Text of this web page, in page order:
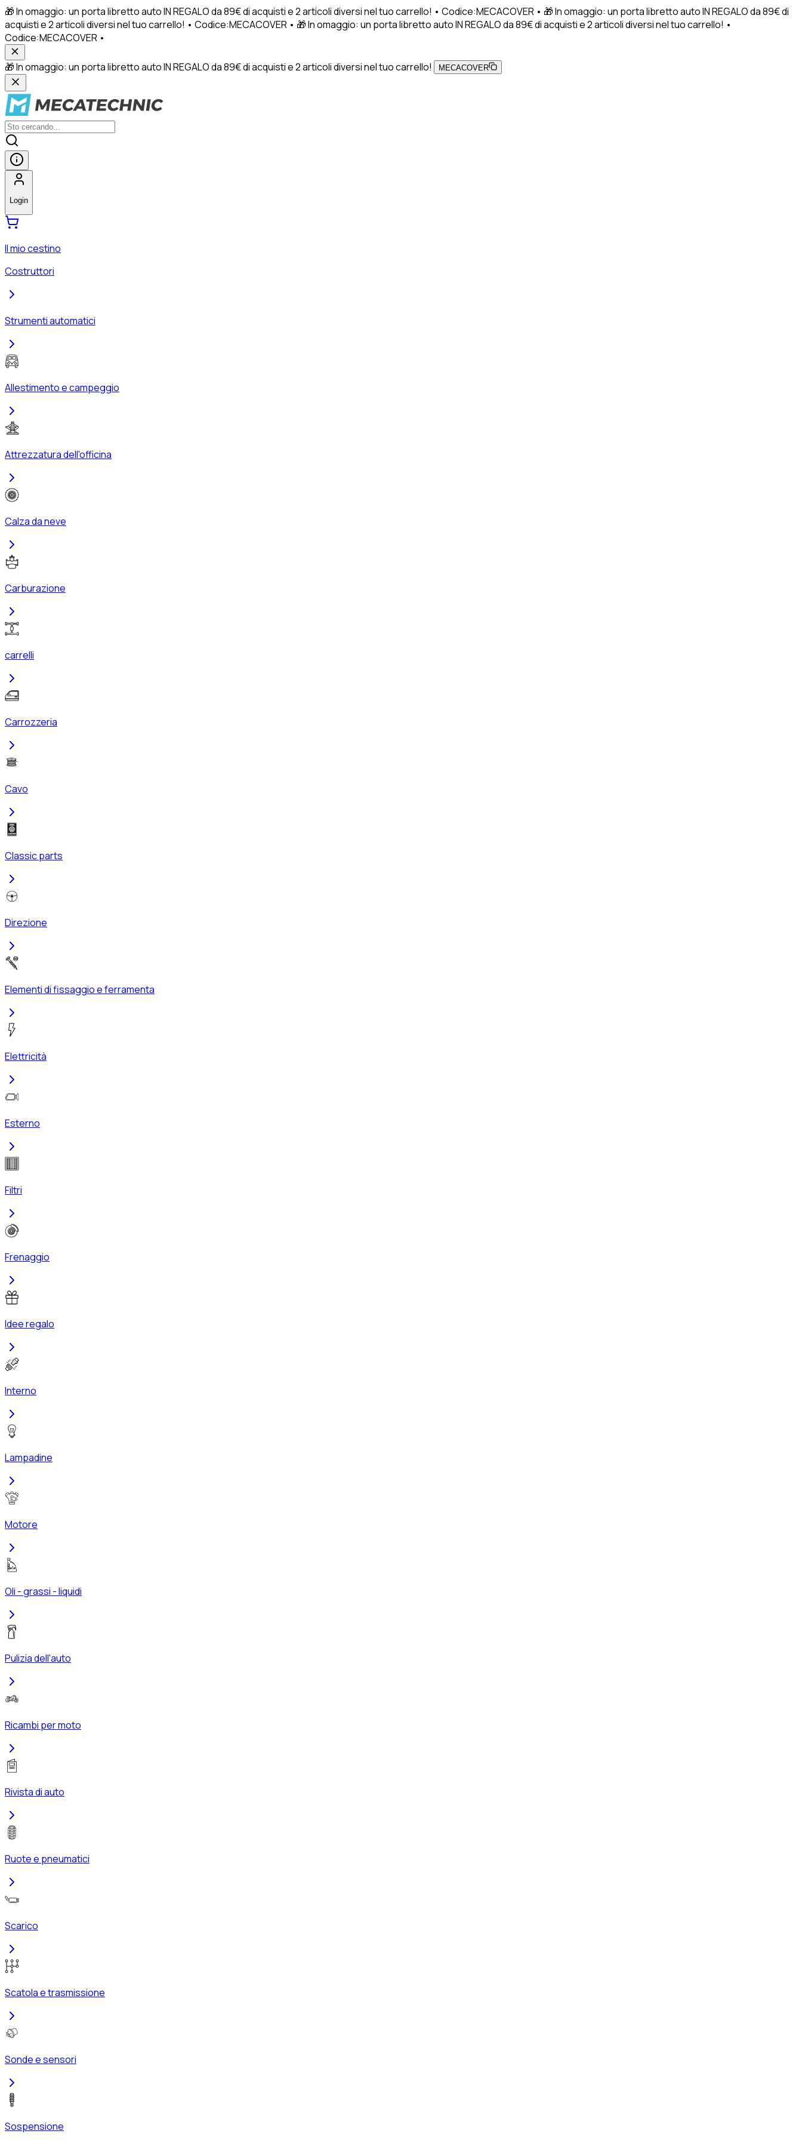
🎁 In omaggio: un porta libretto auto IN REGALO da 89€ di acquisti e 2 articoli diversi nel tuo carrello! • Codice:MECACOVER • 🎁 In omaggio: un porta libretto auto IN REGALO da 89€ di
acquisti e 2 articoli diversi nel tuo carrello! • Codice:MECACOVER • 🎁 In omaggio: un porta libretto auto IN REGALO da 89€ di acquisti e 2 articoli diversi nel tuo carrello! •
Codice:MECACOVER •
🎁 In omaggio: un porta libretto auto IN REGALO da 89€ di acquisti e 2 articoli diversi nel tuo carrello! MECACOVER
Login
Il mio cestino
Costruttori
Strumenti automatici
Allestimento e campeggio
Attrezzatura dell'officina
Calza da neve
Carburazione
carrelli
Carrozzeria
Cavo
Classic parts
Direzione
Elementi di fissaggio e ferramenta
Elettricità
Esterno
Filtri
Frenaggio
Idee regalo
Interno
Lampadine
Motore
Oli - grassi - liquidi
Pulizia dell'auto
Ricambi per moto
Rivista di auto
Ruote e pneumatici
Scarico
Scatola e trasmissione
Sonde e sensori
Sospensione